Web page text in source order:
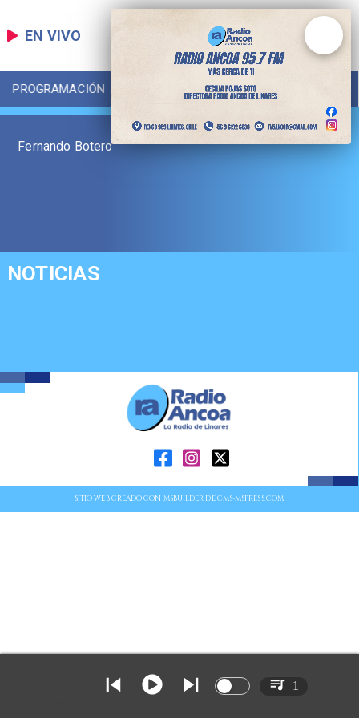
EN VIVO
PROGRAMACIÓN
Fernando Botero
NOTICIAS
SITIO WEB CREADO CON MSBUILDER DE CMS-MSPRESS.COM
1